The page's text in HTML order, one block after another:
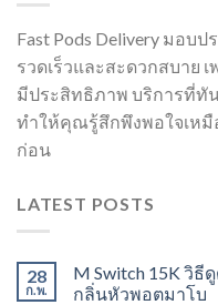
Fast Pods Delivery มอบ
รวดเร็วและสะดวกสบาย
มีประสิทธิภาพ บริการที่ทั
ทำให้คุณรู้สึกพึงพอใจเหมื
ก่อน
LATEST POSTS
28
ก.พ.
M Switch 15K วิ
กลิ่นหัวพอตมาโบ